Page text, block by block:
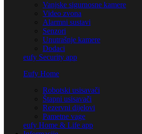
Vanjske sigurnosne kamere
Video zvona
Alarmni sustavi
Senzori
Unutrašnje kamere
Dodaci
eufy Security app
Eufy Home
Robotski usisavači
Štapni usisavači
Rezervni dijelovi
Pametne vage
eufy Home & Life app